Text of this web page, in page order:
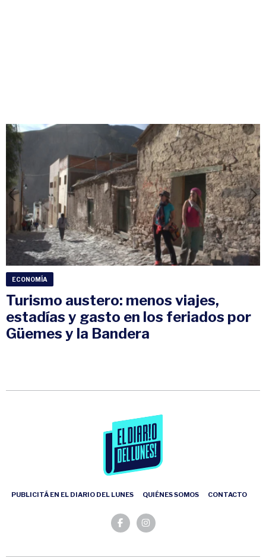
ECONOMÍA
Turismo austero: menos viajes,
estadías y gasto en los feriados por
Güemes y la Bandera
PUBLICITÁ EN EL DIARIO DEL LUNES QUIÉNES SOMOS CONTACTO